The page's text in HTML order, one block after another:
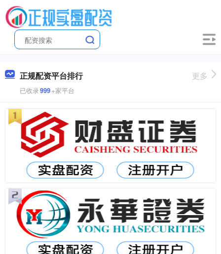
正规配资平台排行
已收录999+家平台
更多